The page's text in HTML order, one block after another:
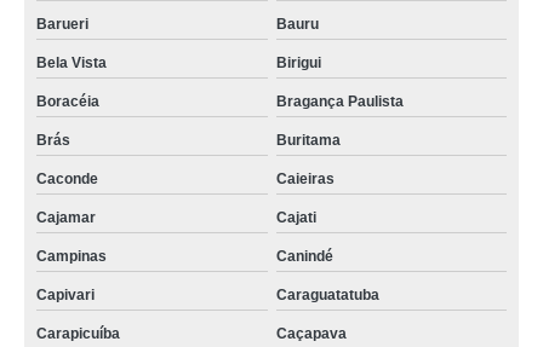
Barueri Bauru
Bela Vista Birigui
Boracéia Bragança Paulista
Brás Buritama
Caconde Caieiras
Cajamar Cajati
Campinas Canindé
Capivari Caraguatatuba
Carapicuíba Caçapava